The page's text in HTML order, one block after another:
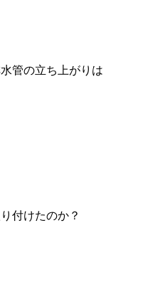
管の立ち上がりは
付けたのか？